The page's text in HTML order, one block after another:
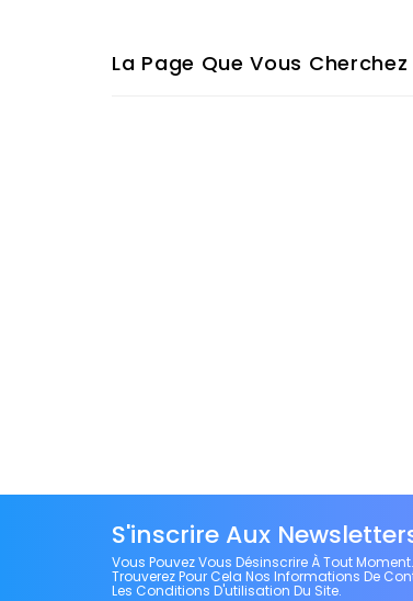
La Page Que Vous
S'inscrire Aux
Vous Pouvez Vous Désinscrire À Tout
Trouverez Pour Cela Nos Informations De
Les Conditions D'utilisation Du Site.